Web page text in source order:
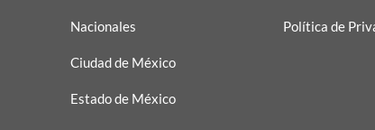
Nacionales
Ciudad de México
Estado de México
Política de